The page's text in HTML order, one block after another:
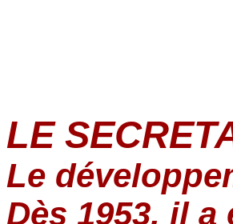
LE
Le
Dès 1953, il